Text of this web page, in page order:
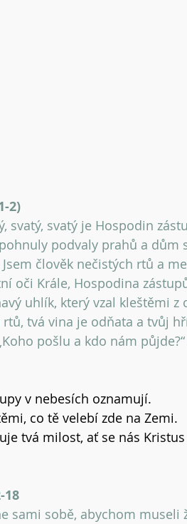
2)
svatý, svatý je Hospodin
podvaly prahů a dům
člověk nečistých rtů a
oči Krále, Hospodina
uhlík, který vzal kleštěmi
tvá vina je odňata a tvůj
pošlu a kdo nám
v nebesích oznamují.
co tě velebí zde na Zemi.
tvá milost, ať se nás
18
sami sobě, abychom museli